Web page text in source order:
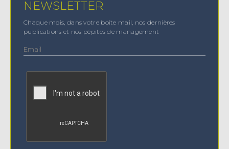
NEWSLETTER
Chaque mois, dans votre boîte mail, nos dernières
publications et nos pépites de management